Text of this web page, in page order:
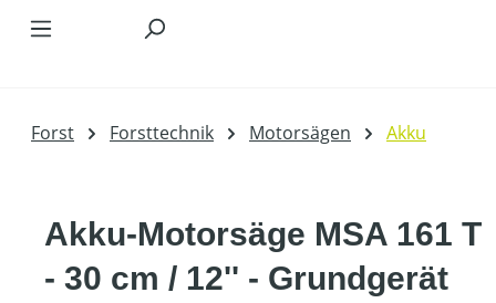
Forst Forsttechnik Motorsägen Akku
Akku-Motorsäge MSA 161 T
- 30 cm / 12'' - Grundgerät